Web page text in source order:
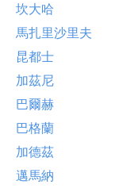
坎大哈
馬扎里沙里夫
昆都士
加茲尼
巴爾赫
巴格蘭
加德茲
邁馬納